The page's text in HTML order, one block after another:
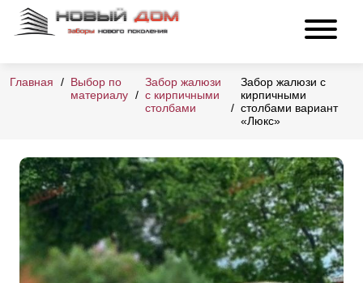
Главная
Выбор по
материалу
Забор жалюзи
с кирпичными
столбами
Забор жалюзи с
кирпичными
столбами вариант
«Люкс»